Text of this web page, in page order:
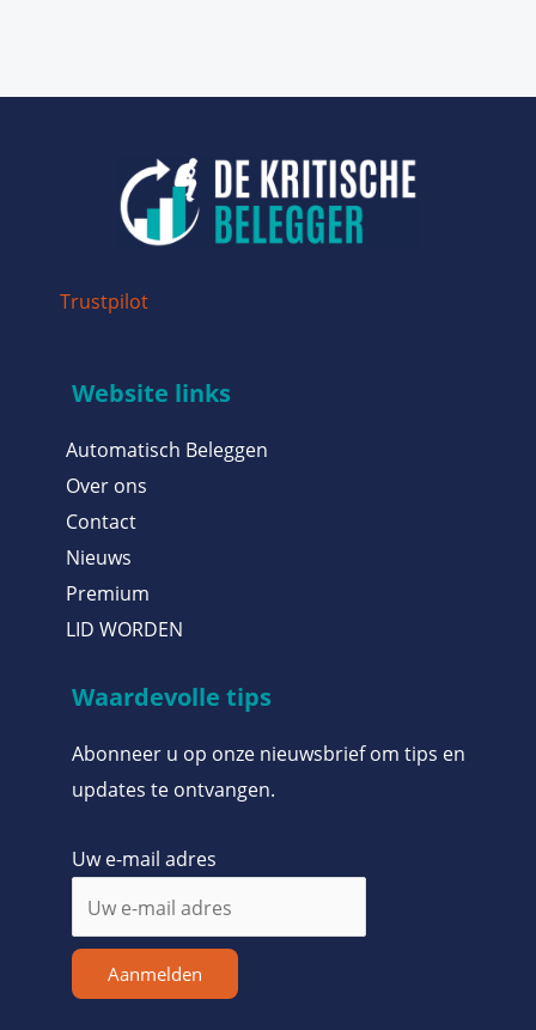
Trustpilot
Website links
Automatisch Beleggen
Over ons
Contact
Nieuws
Premium
LID WORDEN
Waardevolle tips
Abonneer u op onze nieuwsbrief om tips en
updates te ontvangen.
Uw e-mail adres
Aanmelden